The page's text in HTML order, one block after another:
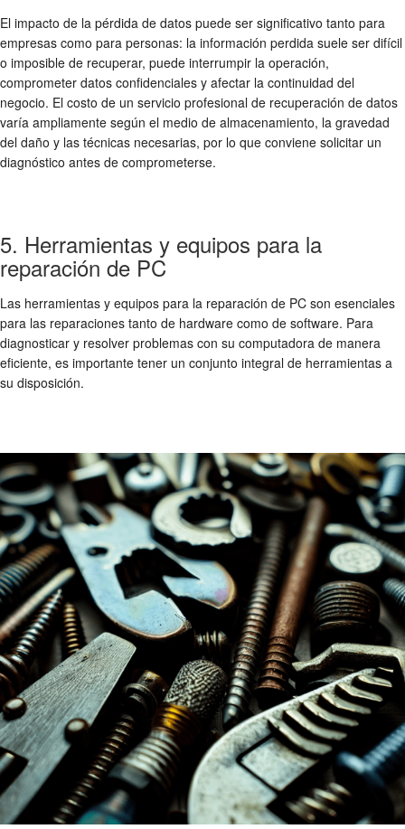
El impacto de la pérdida de datos puede ser significativo tanto para
empresas como para personas: la información perdida suele ser difícil
o imposible de recuperar, puede interrumpir la operación,
comprometer datos confidenciales y afectar la continuidad del
negocio. El costo de un servicio profesional de recuperación de datos
varía ampliamente según el medio de almacenamiento, la gravedad
del daño y las técnicas necesarias, por lo que conviene solicitar un
diagnóstico antes de comprometerse.
5. Herramientas y equipos para la
reparación de PC
Las herramientas y equipos para la reparación de PC son esenciales
para las reparaciones tanto de hardware como de software. Para
diagnosticar y resolver problemas con su computadora de manera
eficiente, es importante tener un conjunto integral de herramientas a
su disposición.